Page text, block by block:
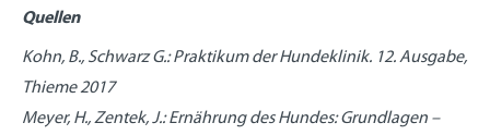
Quellen
Kohn, B., Schwarz G.: Praktikum der Hundeklinik. 12. Ausgabe,
Thieme 2017
Meyer, H., Zentek, J.: Ernährung des Hundes: Grundlagen –